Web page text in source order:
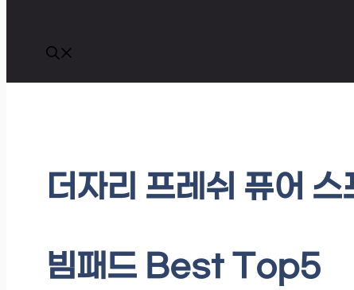
더자리 프레쉬 퓨어
빔패드 Best Top5